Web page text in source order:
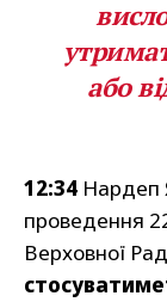
або
12:34 Нардеп
проведення
Верховної